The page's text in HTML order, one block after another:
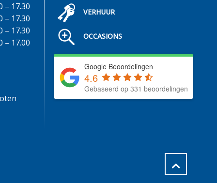
– 17.30
– 17.30
– 17.30
– 17.00
VERHUUR
OCCASIONS
Google Beoordelingen
4.6
Gebaseerd op 331 beoordelingen